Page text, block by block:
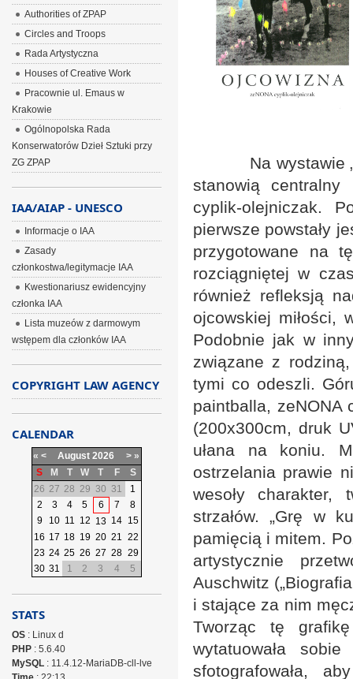
Na wystawie
stanowią centralny
cyplik-olejniczak.
pierwsze powstały
przygotowane na
rozciągniętej w
również refleksją
ojcowskiej miłości,
Podobnie jak w
związane z
tymi co odeszli.
paintballa, zeNONA
(200x300cm, druk
ułana na koniu.
ostrzelania prawie
wesoły charakter,
strzałów. „Grę w
pamięcią i mitem.
artystycznie
Auschwitz
i stające za nim
Tworząc tę
wytatuowała
sfotografowała,
Authorities of ZPAP
Circles and Troops
Rada Artystyczna
Houses of Creative Work
Pracownie ul. Emaus w
Krakowie
Ogólnopolska Rada
Konserwatorów Dzieł Sztuki przy
ZG ZPAP
IAA/AIAP - UNESCO
Informacje o IAA
Zasady
członkostwa/legitymacje IAA
Kwestionariusz ewidencyjny
członka IAA
Lista muzeów z darmowym
wstępem dla członków IAA
COPYRIGHT LAW AGENCY
CALENDAR
« < August 2026 > »
S
M T W T F
S
26 27 28 29 30 31
1
2
3 4 5 6 7
8
9
10 11 12 13 14 15
16 17 18 19 20 21 22
23 24 25 26 27 28 29
30 31 1 2 3 4 5
STATS
OS: Linux d
PHP: 5.6.40
MySQL: 11.4.12-MariaDB-cll-lve